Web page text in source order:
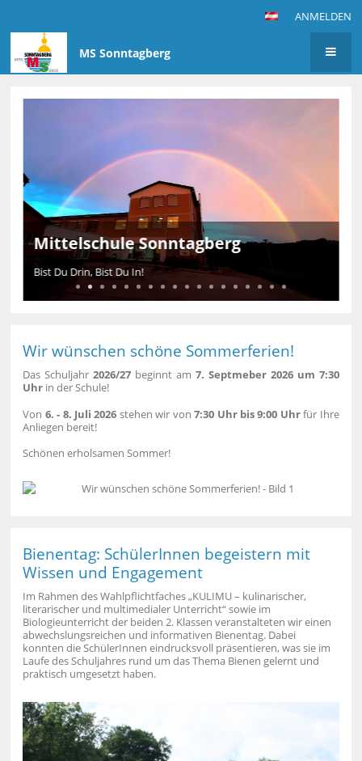
ANMELDEN
MS Sonntagberg
Startseite
Mittelschule Sonntagberg
Bist Du Drin, Bist Du In!
Wir wünschen schöne Sommerferien!
Das Schuljahr2026/27 beginnt am 7. Septmeber 2026 um 7:30
Uhr in der Schule!
Von 6. - 8. Juli 2026 stehen wir von7:30 Uhr bis 9:00 Uhrfür Ihre
Anliegen bereit!
Schönen erholsamen Sommer!
Bienentag: SchülerInnen begeistern mit
Wissen und Engagement
Im Rahmen des Wahlpflichtfaches „KULIMU – kulinarischer,
literarischer und multimedialer Unterricht“ sowie im
Biologieunterricht der beiden 2. Klassen veranstalteten wir einen
abwechslungsreichen und informativen Bienentag. Dabei
konnten die SchülerInnen eindrucksvoll präsentieren, was sie im
Laufe des Schuljahres rund um das Thema Bienen gelernt und
praktisch umgesetzt haben.